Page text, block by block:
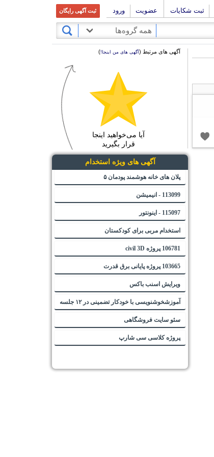
ثبت شکایات عضویت ورود ثبت آگهی رایگان
همه گروه‌ها
آگهی های مرتبط (آگهی های من اینجا!)
آیا می‌خواهید اینجا
قرار بگیرید
آگهی های ویژه استخدام
پلان های خانه هوشمند پودمان ۵
113099 - انیمیشن
115097 - اینونتور
استخدام مربی برای کودکستان
106781 پروژه civil 3D
103665 پروژه پایانی برق قدرت
ویرایش اسنب باکس
آموزشخوشنویسی با خودکار تضمینی در ۱۲ جلسه
سئو سایت فروشگاهی
پروژه کلاسی سی شارپ